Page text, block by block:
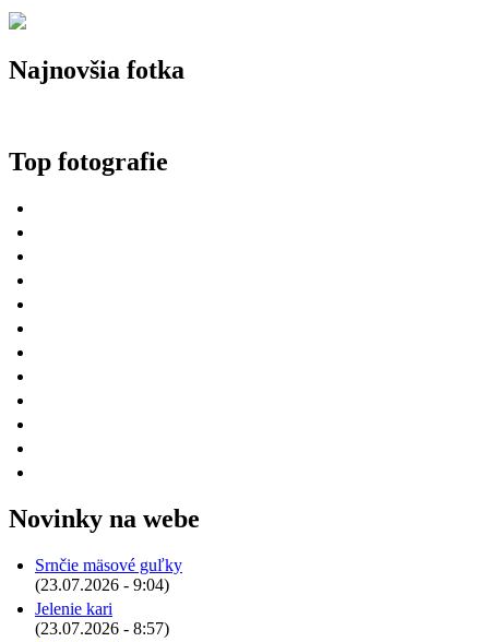
Najnovšia fotka
Top fotografie
Novinky na webe
Srnčie mäsové guľky
(23.07.2026 - 9:04)
Jelenie kari
(23.07.2026 - 8:57)